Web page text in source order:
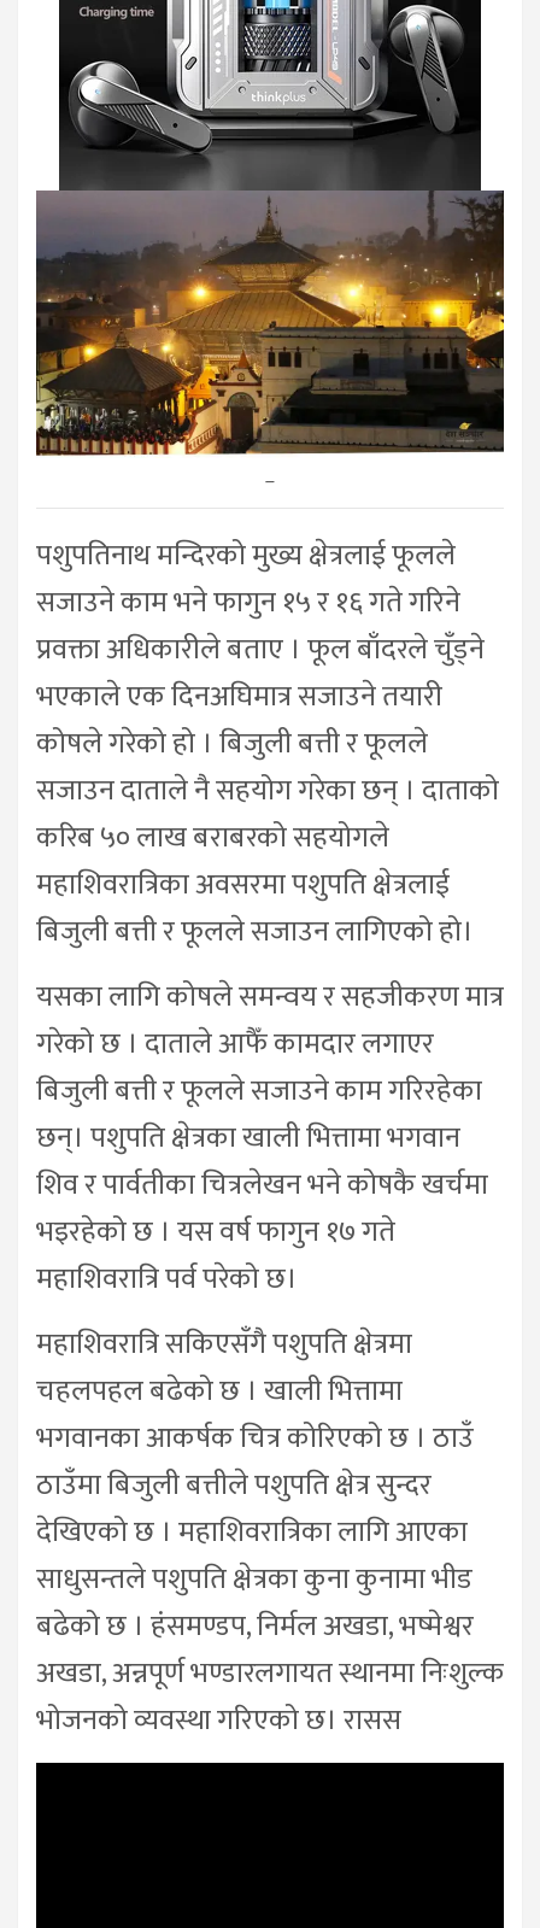
–
पशुपतिनाथ मन्दिरको मुख्य क्षेत्रलाई फूलले
सजाउने काम भने फागुन १५ र १६ गते गरिने
प्रवक्ता अधिकारीले बताए । फूल बाँदरले चुँड्ने
भएकाले एक दिनअघिमात्र सजाउने तयारी
कोषले गरेको हो । बिजुली बत्ती र फूलले
सजाउन दाताले नै सहयोग गरेका छन् । दाताको
करिब ५० लाख बराबरको सहयोगले
महाशिवरात्रिका अवसरमा पशुपति क्षेत्रलाई
बिजुली बत्ती र फूलले सजाउन लागिएको हो।
यसका लागि कोषले समन्वय र सहजीकरण मात्र
गरेको छ । दाताले आफैँ कामदार लगाएर
बिजुली बत्ती र फूलले सजाउने काम गरिरहेका
छन्। पशुपति क्षेत्रका खाली भित्तामा भगवान
शिव र पार्वतीका चित्रलेखन भने कोषकै खर्चमा
भइरहेको छ । यस वर्ष फागुन १७ गते
महाशिवरात्रि पर्व परेको छ।
महाशिवरात्रि सकिएसँगै पशुपति क्षेत्रमा
चहलपहल बढेको छ । खाली भित्तामा
भगवानका आकर्षक चित्र कोरिएको छ । ठाउँ
ठाउँमा बिजुली बत्तीले पशुपति क्षेत्र सुन्दर
देखिएको छ । महाशिवरात्रिका लागि आएका
साधुसन्तले पशुपति क्षेत्रका कुना कुनामा भीड
बढेको छ । हंसमण्डप, निर्मल अखडा, भष्मेश्वर
अखडा, अन्नपूर्ण भण्डारलगायत स्थानमा निःशुल्क
भोजनको व्यवस्था गरिएको छ। रासस